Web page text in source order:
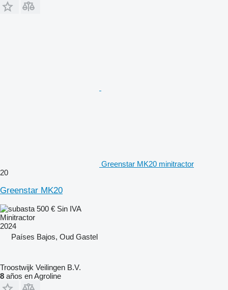
Greenstar MK20 minitractor
20
Greenstar MK20
500 € Sin IVA
Minitractor
2024
Países Bajos, Oud Gastel
Troostwijk Veilingen B.V.
8 años en Agroline